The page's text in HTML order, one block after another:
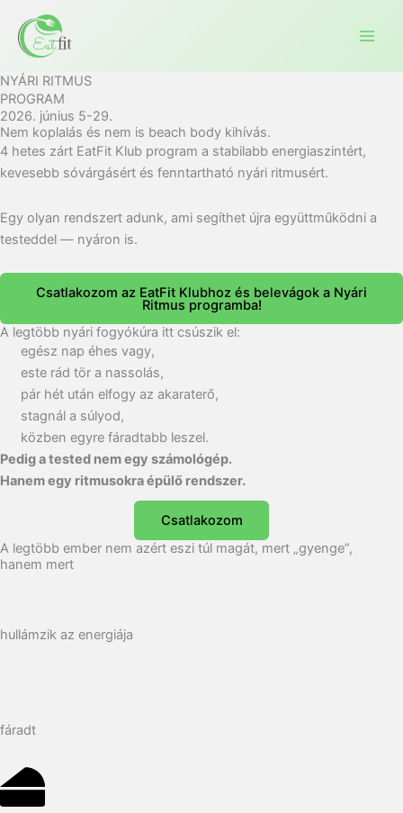
tartalomra
NYÁRI RITMUS
PROGRAM
2026. június 5-29.
Nem koplalás és nem is beach body kihívás.
4 hetes zárt EatFit Klub program a stabilabb energiaszintért,
kevesebb sóvárgásért és fenntartható nyári ritmusért.
Egy olyan rendszert adunk, ami segíthet újra együttműködni a
testeddel — nyáron is.
Csatlakozom az EatFit Klubhoz és belevágok a Nyári
Ritmus programba!
A legtöbb nyári fogyókúra itt csúszik el:
egész nap éhes vagy,
este rád tör a nassolás,
pár hét után elfogy az akaraterő,
stagnál a súlyod,
közben egyre fáradtabb leszel.
Pedig a tested nem egy számológép.
Hanem egy ritmusokra épülő rendszer.
Csatlakozom
A legtöbb ember nem azért eszi túl magát, mert „gyenge”,
hanem mert
hullámzik az energiája
fáradt